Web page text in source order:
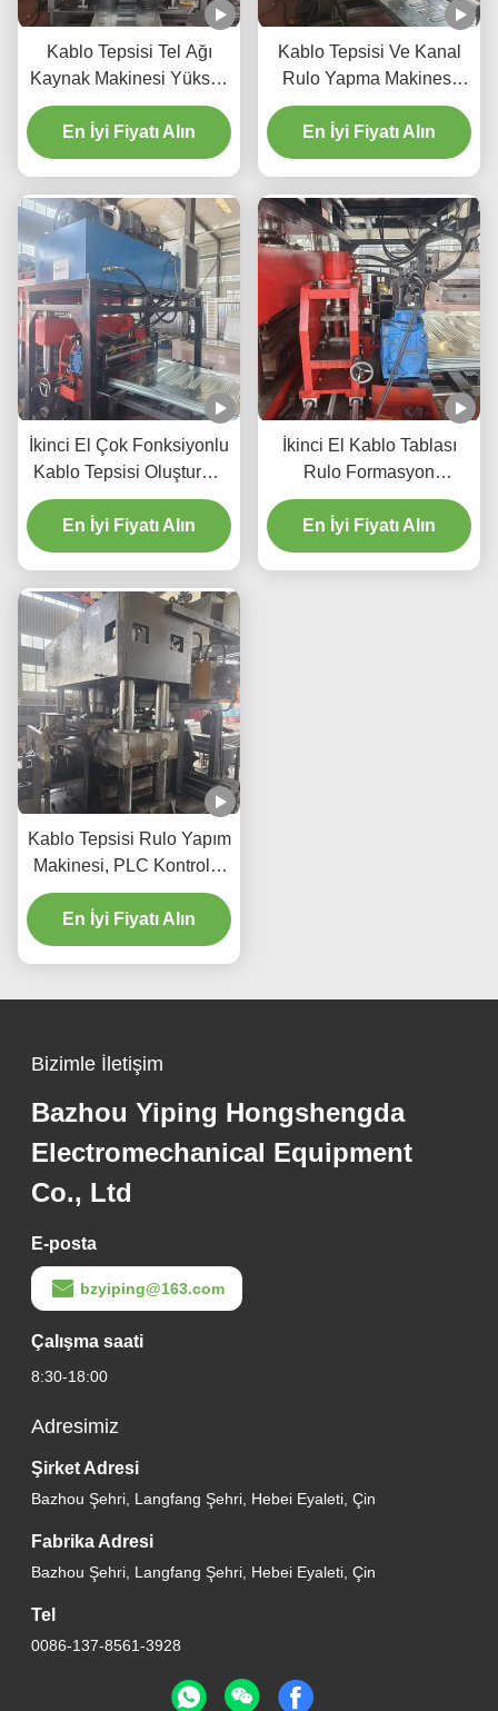
Kablo Tepsisi Tel Ağı
Kaynak Makinesi Yüksek
verimlilikli Kablo Tepsisi
Yapım Teçhizatı
En İyi Fiyatı Alın
Kablo Tepsisi Ve Kanal
Rulo Yapma Makinesi
Metal Kablo Tepsisi
Bıçaklama Makinesi
Metal Kablo Tepsisi
En İyi Fiyatı Alın
İkinci El Çok Fonksiyonlu
Kablo Tepsisi Oluşturma
Makinesi, Hızlı Roller
Değiştirme, Kolay
Çalışma
En İyi Fiyatı Alın
İkinci El Kablo Tablası
Rulo Formasyon
Makinesi Otomatik
Merdiven ve
Perforasyonlu Kablo
En İyi Fiyatı Alın
Kablo Tepsisi Rulo Yapım
Makinesi, PLC Kontrolü,
Otomatik Kesme ve
Yükleme, Tepsiler Üretim
Hatı için
En İyi Fiyatı Alın
Bizimle İletişim
Bazhou Yiping Hongshengda
Electromechanical Equipment
Co., Ltd
E-posta
bzyiping@163.com
Çalışma saati
8:30-18:00
Adresimiz
Şirket Adresi
Bazhou Şehri, Langfang Şehri, Hebei Eyaleti, Çin
Fabrika Adresi
Bazhou Şehri, Langfang Şehri, Hebei Eyaleti, Çin
Tel
0086-137-8561-3928